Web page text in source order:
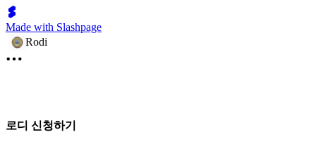
Made with Slashpage
Rodi
로디 신청하기